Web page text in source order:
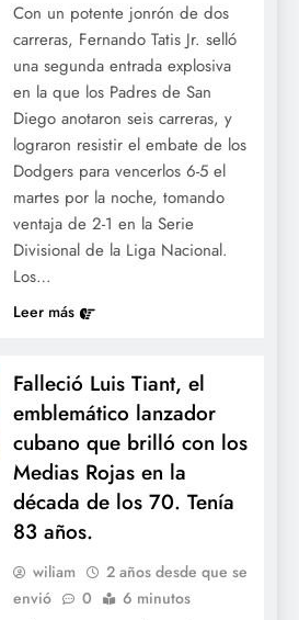
Con un potente jonrón de dos
carreras, Fernando Tatis Jr. selló
una segunda entrada explosiva
en la que los Padres de San
Diego anotaron seis carreras, y
lograron resistir el embate de los
Dodgers para vencerlos 6-5 el
martes por la noche, tomando
ventaja de 2-1 en la Serie
Divisional de la Liga Nacional.
Los…
Leer más
Falleció Luis Tiant, el
emblemático lanzador
cubano que brilló con los
Medias Rojas en la
década de los 70. Tenía
83 años.
wiliam
2 años desde que se
envió
0 6 minutos